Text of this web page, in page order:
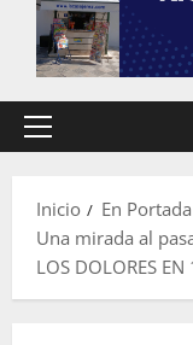
Menú
Inicio
En Portada
Una mirada al
LOS DOLORES